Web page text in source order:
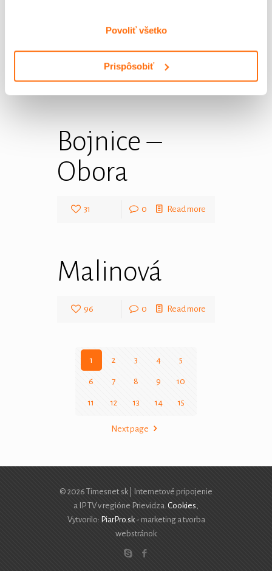
Podhradie
94 0 Read more
Bojnice –
Obora
31 0 Read more
Malinová
96 0 Read more
1 2 3 4 5
6 7 8 9 10
11 12 13 14 15
Next page
© 2026 Timesnet.sk | Internetové pripojenie
a IP TV v regióne Prievidza. Cookies,
Vytvorilo: PiarPro.sk- marketing a tvorba
webstránok
Prispôsobiť
Povoliť všetko